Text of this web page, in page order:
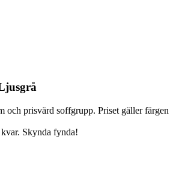
och prisvärd soffgrupp. Priset gäller färgen
Skynda fynda!